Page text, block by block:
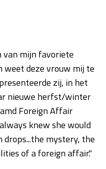
van mijn favoriete
weet deze vrouw mij te
zij, in het
nieuwe herfst/winter
Foreign Affair
knew she would
mystery, the
of a foreign affair."